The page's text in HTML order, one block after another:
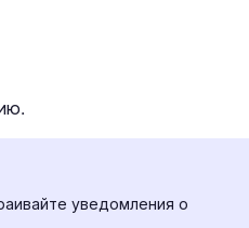
уведомления о